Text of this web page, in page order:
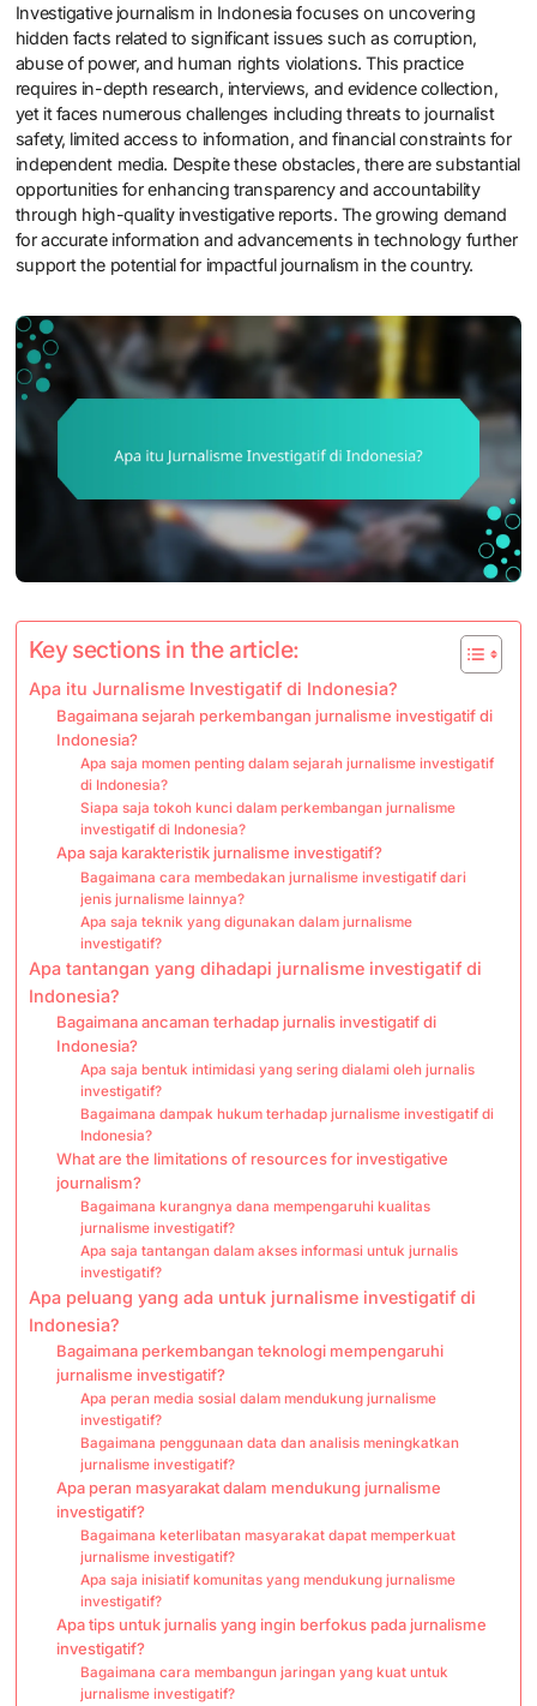
Investigative journalism in Indonesia focuses on uncovering
hidden facts related to significant issues such as corruption,
abuse of power, and human rights violations. This practice
requires in-depth research, interviews, and evidence collection,
yet it faces numerous challenges including threats to journalist
safety, limited access to information, and financial constraints for
independent media. Despite these obstacles, there are substantial
opportunities for enhancing transparency and accountability
through high-quality investigative reports. The growing demand
for accurate information and advancements in technology further
support the potential for impactful journalism in the country.
Key sections in the article:
Apa itu Jurnalisme Investigatif di Indonesia?
Bagaimana sejarah perkembangan jurnalisme investigatif di
Indonesia?
Apa saja momen penting dalam sejarah jurnalisme investigatif
di Indonesia?
Siapa saja tokoh kunci dalam perkembangan jurnalisme
investigatif di Indonesia?
Apa saja karakteristik jurnalisme investigatif?
Bagaimana cara membedakan jurnalisme investigatif dari
jenis jurnalisme lainnya?
Apa saja teknik yang digunakan dalam jurnalisme
investigatif?
Apa tantangan yang dihadapi jurnalisme investigatif di
Indonesia?
Bagaimana ancaman terhadap jurnalis investigatif di
Indonesia?
Apa saja bentuk intimidasi yang sering dialami oleh jurnalis
investigatif?
Bagaimana dampak hukum terhadap jurnalisme investigatif di
Indonesia?
What are the limitations of resources for investigative
journalism?
Bagaimana kurangnya dana mempengaruhi kualitas
jurnalisme investigatif?
Apa saja tantangan dalam akses informasi untuk jurnalis
investigatif?
Apa peluang yang ada untuk jurnalisme investigatif di
Indonesia?
Bagaimana perkembangan teknologi mempengaruhi
jurnalisme investigatif?
Apa peran media sosial dalam mendukung jurnalisme
investigatif?
Bagaimana penggunaan data dan analisis meningkatkan
jurnalisme investigatif?
Apa peran masyarakat dalam mendukung jurnalisme
investigatif?
Bagaimana keterlibatan masyarakat dapat memperkuat
jurnalisme investigatif?
Apa saja inisiatif komunitas yang mendukung jurnalisme
investigatif?
Apa tips untuk jurnalis yang ingin berfokus pada jurnalisme
investigatif?
Bagaimana cara membangun jaringan yang kuat untuk
jurnalisme investigatif?